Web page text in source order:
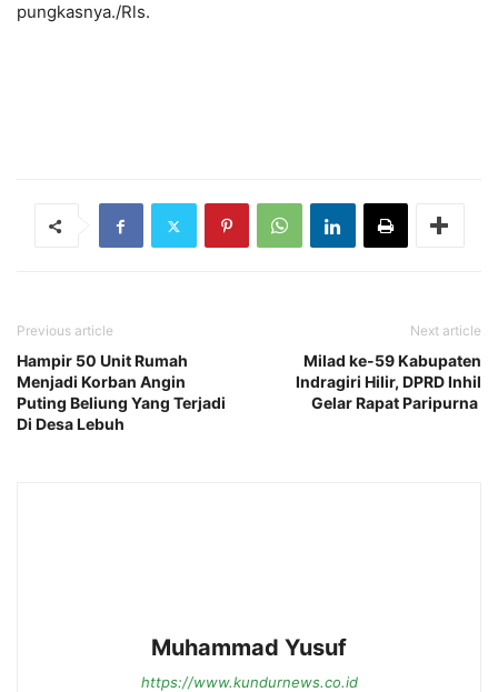
pungkasnya./Rls.
Previous article
Hampir 50 Unit Rumah
Menjadi Korban Angin
Puting Beliung Yang Terjadi
Di Desa Lebuh
Next article
Milad ke-59 Kabupaten
Indragiri Hilir, DPRD Inhil
Gelar Rapat Paripurna
Muhammad Yusuf
https://www.kundurnews.co.id